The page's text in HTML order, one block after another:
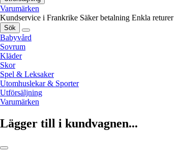
Varumärken
Kundservice i Frankrike Säker betalning Enkla returer
Sök
Babyvård
Sovrum
Kläder
Skor
Spel & Leksaker
Utomhuslekar & Sporter
Utförsäljning
Varumärken
Lägger till i kundvagnen...